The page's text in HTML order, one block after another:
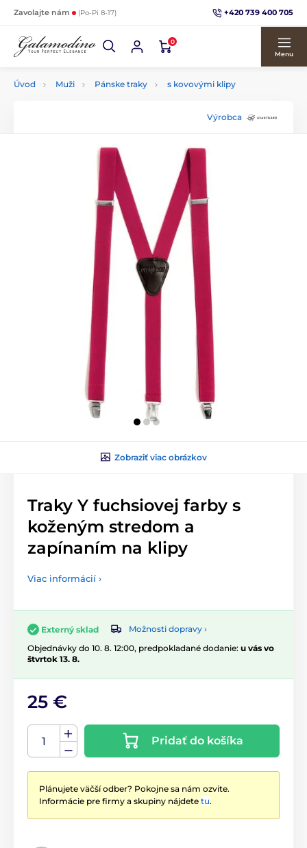
Zavolajte nám (Po-Pi 8-17) +420 739 400 705
0
Menu
Úvod Muži Pánske traky s kovovými klipy
Výrobca
Zobraziť viac obrázkov
Traky Y fuchsiovej farby s
koženým stredom a
zapínaním na klipy
Viac informácií ›
Externý sklad
Možnosti dopravy ›
Objednávky do 10. 8. 12:00, predpokladané dodanie: u vás vo
štvrtok 13. 8.
25 €
Pridať do košíka
Plánujete väčší odber? Pokojne sa nám ozvite.
Informácie pre firmy a skupiny nájdete tu.